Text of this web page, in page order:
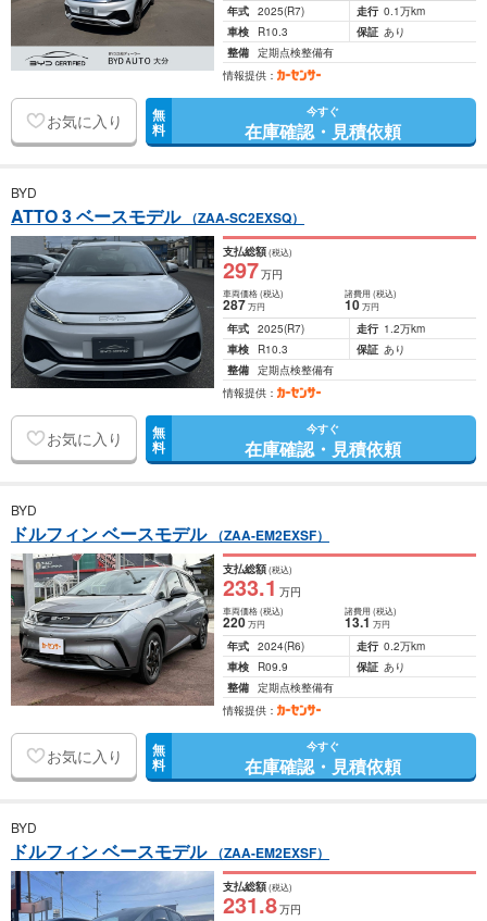
年式 2025(R7) 走行 0.1万km
車検
R10.3 保証 あり
整備 定期点検整備有
情報提供：
お気に入り 無
料
今すぐ
在庫確認・見積依頼
BYD
ATTO 3 ベースモデル （ZAA-SC2EXSQ）
支払総額(税込)
297万円
車両価格(税込)
287万円
諸費用 (税込)
10 万円
年式 2025(R7) 走行 1.2万km
車検
R10.3 保証 あり
整備 定期点検整備有
情報提供：
お気に入り 無
料
今すぐ
在庫確認・見積依頼
BYD
ドルフィン ベースモデル （ZAA-EM2EXSF）
支払総額(税込)
233.1 万円
車両価格(税込)
220万円
諸費用 (税込)
13.1 万円
年式 2024(R6) 走行 0.2万km
車検
R09.9 保証 あり
整備 定期点検整備有
情報提供：
お気に入り 無
料
今すぐ
在庫確認・見積依頼
BYD
ドルフィン ベースモデル （ZAA-EM2EXSF）
支払総額(税込)
231.8万円